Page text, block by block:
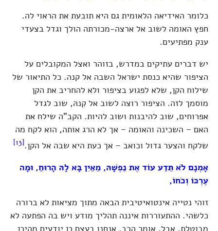
כלומר האידיאה הלאומית גם היא תובעת את הראוי לה.
חפץ האומה לשוב אל ארצה-מכורתה הולך וגדל בצעדי
ענק מפתיעים.
יש דברים עתיקים במדרש, בזוהר ואצל המקובלים על
הציפור שהיא כנסת ישראל השבה אל קנה. כל התיאור של
שילוח הקן, שלא לפגוע בציפור ולא להחריב את הקן
מוסמך לזה. הציפור רוצה לשוב אל קִנהּ, שוב לגדל
אפרוחים, שוב להיבנות ושוב להיות. הקב"ה שילח את
האם – השכינה והאומה – אך לא הרג אותה, הוא לקח מה
שלקח והצער גדול וכואב – אך כעת היא שבה אל הקן.[13]
אָמְנָם לֹא תֵּדַע עוֹד אֶת נַפְשָׁהּ, מֵאַיִן בָּא לָהּ הָרוּחַ, וּמָה
עֶרְכּוֹ וְכֹחוֹ,
זוהי נטייה אינטואיטיבית הבאה מתוך מציאות לא ברורה
כלשהי. ההתעוררות איננה תהליך מודע ויש בה הפתעה לא
מבוטלת. אבל, אומר הרב, אנחנו בעצם כן יודעים מהיכן